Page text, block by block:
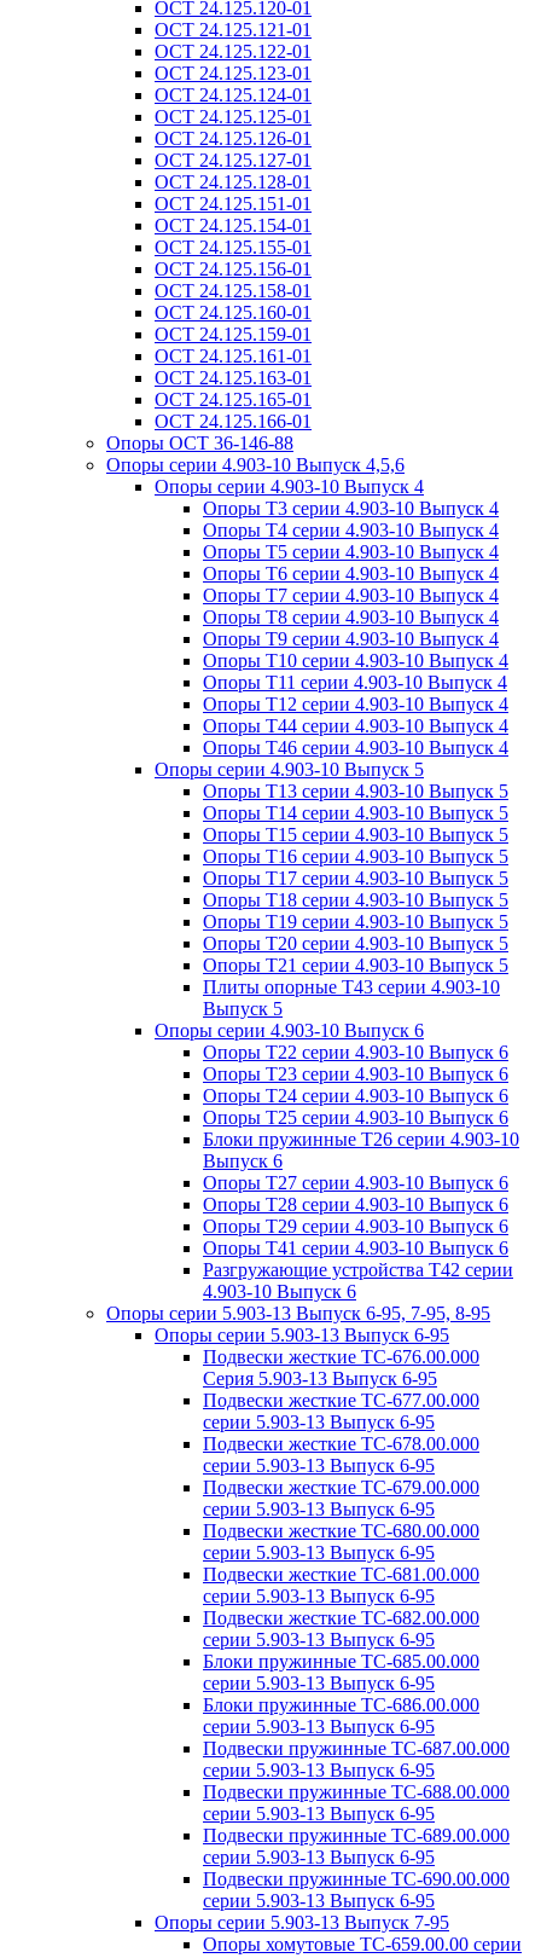
ОСТ 24.125.120-01
ОСТ 24.125.121-01
ОСТ 24.125.122-01
ОСТ 24.125.123-01
ОСТ 24.125.124-01
ОСТ 24.125.125-01
ОСТ 24.125.126-01
ОСТ 24.125.127-01
ОСТ 24.125.128-01
ОСТ 24.125.151-01
ОСТ 24.125.154-01
ОСТ 24.125.155-01
ОСТ 24.125.156-01
ОСТ 24.125.158-01
ОСТ 24.125.160-01
ОСТ 24.125.159-01
ОСТ 24.125.161-01
ОСТ 24.125.163-01
ОСТ 24.125.165-01
ОСТ 24.125.166-01
Опоры ОСТ 36-146-88
Опоры серии 4.903-10 Выпуск 4,5,6
Опоры серии 4.903-10 Выпуск 4
Опоры Т3 серии 4.903-10 Выпуск 4
Опоры Т4 серии 4.903-10 Выпуск 4
Опоры Т5 серии 4.903-10 Выпуск 4
Опоры Т6 серии 4.903-10 Выпуск 4
Опоры Т7 серии 4.903-10 Выпуск 4
Опоры Т8 серии 4.903-10 Выпуск 4
Опоры Т9 серии 4.903-10 Выпуск 4
Опоры Т10 серии 4.903-10 Выпуск 4
Опоры Т11 серии 4.903-10 Выпуск 4
Опоры Т12 серии 4.903-10 Выпуск 4
Опоры Т44 серии 4.903-10 Выпуск 4
Опоры Т46 серии 4.903-10 Выпуск 4
Опоры серии 4.903-10 Выпуск 5
Опоры Т13 серии 4.903-10 Выпуск 5
Опоры Т14 серии 4.903-10 Выпуск 5
Опоры Т15 серии 4.903-10 Выпуск 5
Опоры Т16 серии 4.903-10 Выпуск 5
Опоры Т17 серии 4.903-10 Выпуск 5
Опоры Т18 серии 4.903-10 Выпуск 5
Опоры Т19 серии 4.903-10 Выпуск 5
Опоры Т20 серии 4.903-10 Выпуск 5
Опоры Т21 серии 4.903-10 Выпуск 5
Плиты опорные Т43 серии 4.903-10
Выпуск 5
Опоры серии 4.903-10 Выпуск 6
Опоры Т22 серии 4.903-10 Выпуск 6
Опоры Т23 серии 4.903-10 Выпуск 6
Опоры Т24 серии 4.903-10 Выпуск 6
Опоры Т25 серии 4.903-10 Выпуск 6
Блоки пружинные Т26 серии 4.903-10
Выпуск 6
Опоры Т27 серии 4.903-10 Выпуск 6
Опоры Т28 серии 4.903-10 Выпуск 6
Опоры Т29 серии 4.903-10 Выпуск 6
Опоры Т41 серии 4.903-10 Выпуск 6
Разгружающие устройства Т42 серии
4.903-10 Выпуск 6
Опоры серии 5.903-13 Выпуск 6-95, 7-95, 8-95
Опоры серии 5.903-13 Выпуск 6-95
Подвески жесткие ТС-676.00.000
Серия 5.903-13 Выпуск 6-95
Подвески жесткие ТС-677.00.000
серии 5.903-13 Выпуск 6-95
Подвески жесткие ТС-678.00.000
серии 5.903-13 Выпуск 6-95
Подвески жесткие ТС-679.00.000
серии 5.903-13 Выпуск 6-95
Подвески жесткие ТС-680.00.000
серии 5.903-13 Выпуск 6-95
Подвески жесткие ТС-681.00.000
серии 5.903-13 Выпуск 6-95
Подвески жесткие ТС-682.00.000
серии 5.903-13 Выпуск 6-95
Блоки пружинные ТС-685.00.000
серии 5.903-13 Выпуск 6-95
Блоки пружинные ТС-686.00.000
серии 5.903-13 Выпуск 6-95
Подвески пружинные ТС-687.00.000
серии 5.903-13 Выпуск 6-95
Подвески пружинные ТС-688.00.000
серии 5.903-13 Выпуск 6-95
Подвески пружинные ТС-689.00.000
серии 5.903-13 Выпуск 6-95
Подвески пружинные ТС-690.00.000
серии 5.903-13 Выпуск 6-95
Опоры серии 5.903-13 Выпуск 7-95
Опоры хомутовые ТС-659.00.00 серии